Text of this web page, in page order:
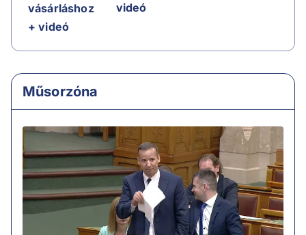
vásárláshoz
+ videó
videó
Műsorzóna